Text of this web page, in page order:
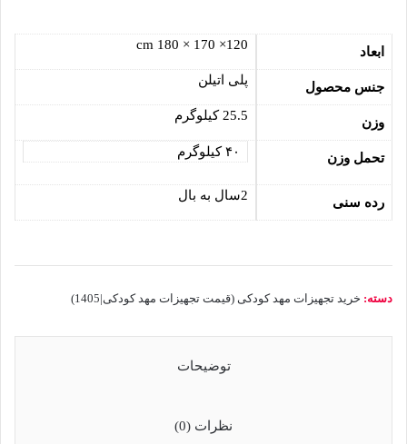
ابعاد 120× 170 × 180 cm
جنس محصول پلی اتیلن
وزن 25.5 کیلوگرم
تحمل وزن ۴۰ کیلوگرم
رده سنی 2سال به بال
دسته: خرید تجهیزات مهد کودکی (قیمت تجهیزات مهد کودکی|1405)
توضیحات
نظرات (0)